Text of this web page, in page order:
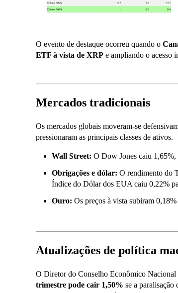
O evento de destaque ocorreu quando o
ETF à vista de XRP e ampliando o acesso
Mercados tradicionais
Os mercados globais moveram-se
pressionaram as principais classes de ativos.
Wall Street: O Dow Jones caiu
Obrigações e dólar: O rendimento do
Índice do Dólar dos EUA caiu 0,22%
Ouro: Os preços à vista subiram
Atualizações de política
O Diretor do Conselho Econômico
trimestre pode cair 1,50% se a